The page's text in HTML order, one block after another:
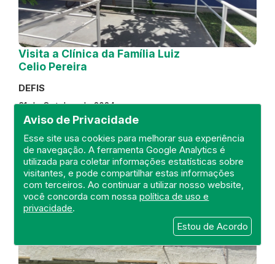
Aviso de Privacidade
Esse site usa cookies para melhorar sua experiência
de navegação. A ferramenta Google Analytics é
utilizada para coletar informações estatísticas sobre
visitantes, e pode compartilhar estas informações
com terceiros. Ao continuar a utilizar nosso website,
você concorda com nossapolítica de uso e
privacidade.
Estou de Acordo
Visita a Clínica da Família Luiz
Celio Pereira
DEFIS
31 de October de 2024
REGIÃO METROPOLITANA
DEFIS
ATO MÉDICO
CLÍNICA DA FAMÍLIA